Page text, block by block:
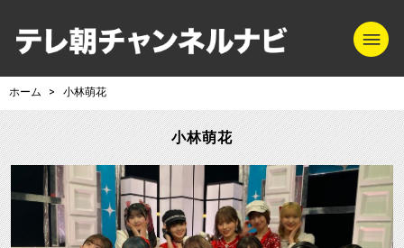
テレ朝チャンネ
ホーム 小林萌花
小林萌花